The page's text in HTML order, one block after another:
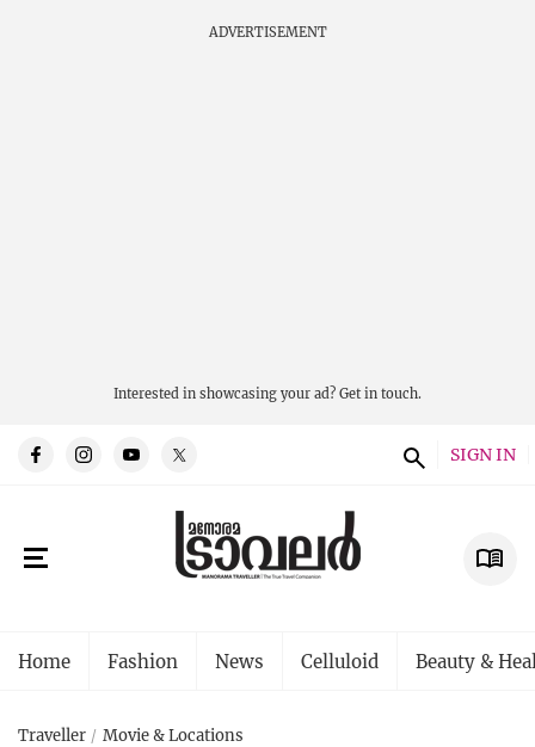
ADVERTISEMENT
Interested in showcasing your ad? Get in touch.
SIGN IN
Home Fashion News Celluloid Beauty &
Traveller Movie & Locations